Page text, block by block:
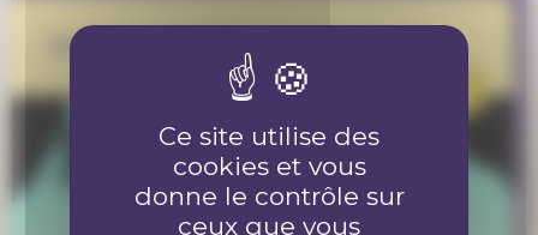
Ce site utilise des
cookies et vous
donne le contrôle sur
ceux que vous
PROJET
Le Relais de Chuit